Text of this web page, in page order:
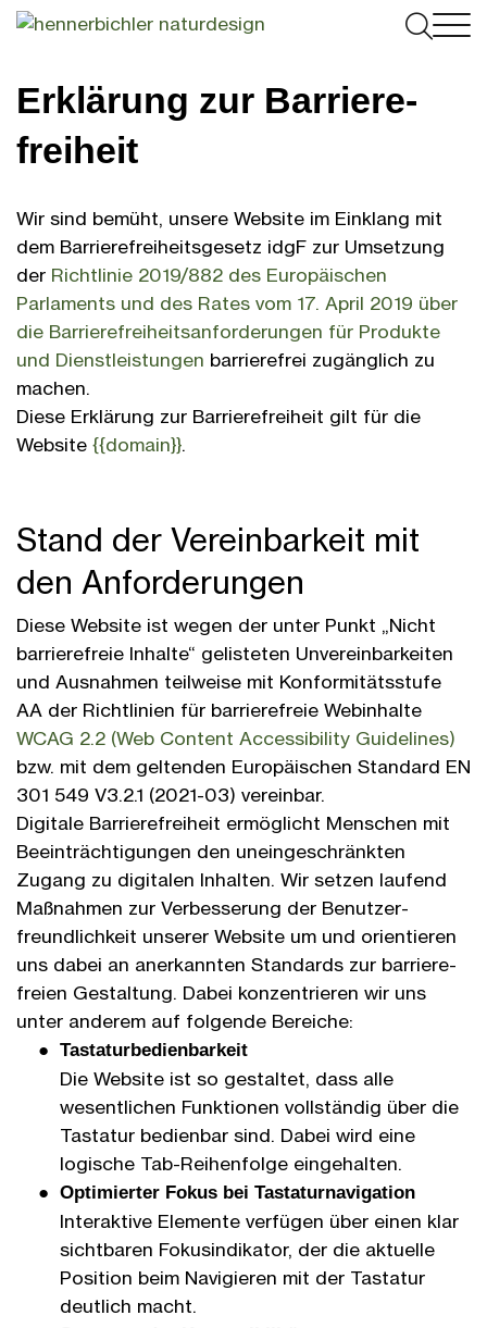

Gartenplanung
Gartenpflege
Pflanzenunikate
Pflanzgefäße
Naturpool
Poolkonfigurator
Technik & Funktionsweise
Pakete & Kosten
Umrüstung & Service
Schwimmteiche
Dachterrasse
Gewerblicher Garten
Dachbegrünung
Gewerblicher Badeteich
Innenraumbegrünung
Referenzen
Infotage
Jobs
Team
Anfahrt
Schaugarten Hagenberg
Kundenstimmen
Kontakt
Gartenblog
Jobs
Erklärung zur Barriere­
frei­heit
Wir sind bemüht, unsere Website im Einklang mit
dem Barriere­frei­heits­gesetz idgF zur Um­setzung
der Richtlinie 2019/882 des Europäischen
Parlaments und des Rates vom 17. April 2019 über
die Barriere­frei­heits­anforder­ungen für Produkte
und Dienst­leistungen barriere­frei zugänglich zu
machen.
Diese Erklärung zur Barriere­frei­heit gilt für die
Website {{domain}}.
Stand der Verein­barkeit mit
den An­forder­ungen
Diese Website ist wegen der unter Punkt „Nicht
barriere­freie Inhalte“ gelisteten Un­verein­bar­keiten
und Aus­nahmen teil­weise mit Konformitäts­stufe
AA der Richt­linien für barriere­freie Web­inhalte
WCAG 2.2 (Web Content Accessibility Guidelines)
bzw. mit dem geltenden Euro­päischen Standard EN
301 549 V3.2.1 (2021-03) verein­bar.
Digitale Barriere­frei­heit ermöglicht Menschen mit
Be­ein­trächtig­ungen den un­ein­ge­schränkten
Zugang zu digitalen Inhalten. Wir setzen laufend
Maß­nahmen zur Ver­besserung der Benutzer­
freundlich­keit unserer Web­site um und orientieren
uns dabei an aner­kannten Standards zur barriere­
freien Gestaltung. Dabei konzentrieren wir uns
unter anderem auf folgende Bereiche:
Tastatur­bedienbar­keit
Die Web­site ist so gestaltet, dass alle
wesentlichen Funktionen voll­ständig über die
Tastatur bedien­bar sind. Dabei wird eine
logische Tab-Reihen­folge ein­ge­halten.
Optimierter Fokus bei Tastatur­navigation
Interaktive Elemente verfügen über einen klar
sicht­baren Fokus­indikator, der die aktuelle
Position beim Navigieren mit der Tastatur
deutlich macht.